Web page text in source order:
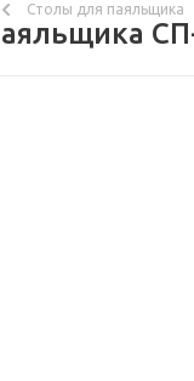
Столы для паяльщика